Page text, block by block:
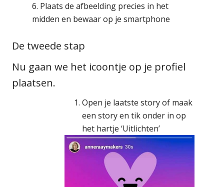
6. Plaats de afbeelding precies in het
midden en bewaar op je smartphone
De tweede stap
Nu gaan we het icoontje op je profiel
plaatsen.
Open je laatste story of maak
een story en tik onder in op
het hartje ‘Uitlichten’